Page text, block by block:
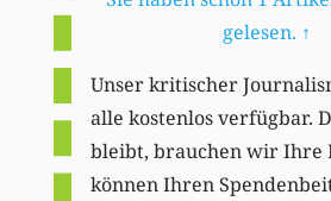
gelesen. ↑
Unser kritischer
alle kostenlos verfügbar.
bleibt, brauchen wir Ihre
können Ihren